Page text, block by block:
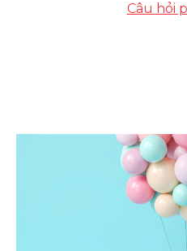
Câu hỏi